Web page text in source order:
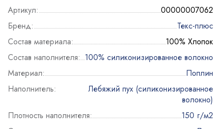
Артикул:
00000007062
Бренд:
Текс-плюс
Состав материала:
100% Хлопок
Состав наполнителя: 100% силиконизированное волокно
Материал:
Поплин
Наполнитель:
Лебяжий пух (силиконизированное
волокно)
Плотность наполнителя:
150 г/м2